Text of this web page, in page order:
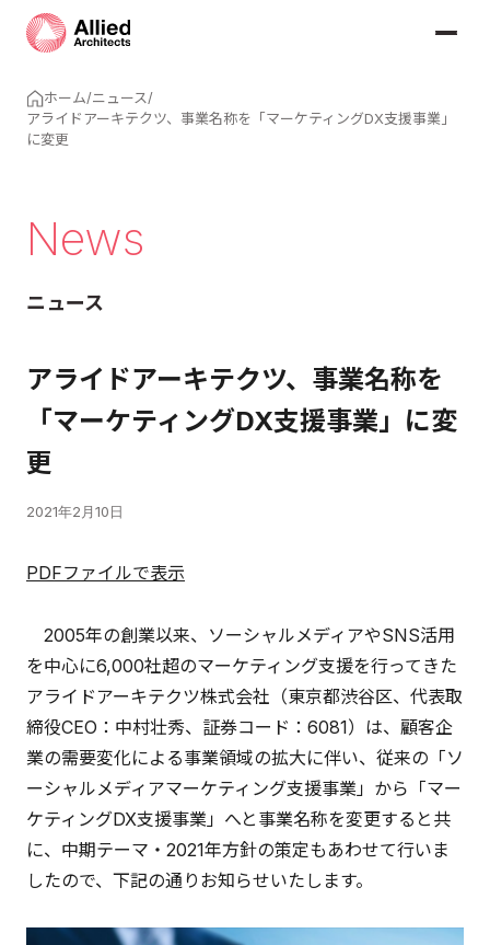
ホーム/ニュース/
アライドアーキテクツ、事業名称を「マーケティングDX支援事業」
に変更
News
ニュース
アライドアーキテクツ、事業名称を
「マーケティングDX支援事業」に変
更
2021年2月10日
PDFファイルで表示
2005年の創業以来、ソーシャルメディアやSNS活用
を中心に6,000社超のマーケティング支援を行ってきた
アライドアーキテクツ株式会社（東京都渋谷区、代表取
締役CEO：中村壮秀、証券コード：6081）は、顧客企
業の需要変化による事業領域の拡大に伴い、従来の「ソ
ーシャルメディアマーケティング支援事業」から「マー
ケティングDX支援事業」へと事業名称を変更すると共
に、中期テーマ・2021年方針の策定もあわせて行いま
したので、下記の通りお知らせいたします。